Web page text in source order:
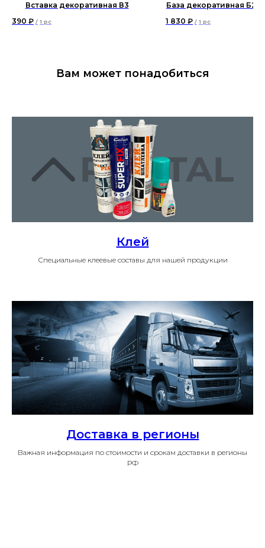
Вставка декоративная В3
390 ₽ / 1 pc
База декоративная Б2
1 830 ₽ / 1 pc
Вам может понадобиться
Клей
Специальные клеевые составы для нашей продукции
Доставка в регионы
Важная информация по стоимости и срокам доставки в регионы
РФ